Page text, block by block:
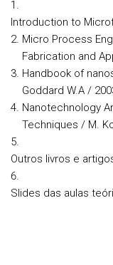
Introduction to
Micro Process
Fabrication and
Handbook of
Goddard W.A /
Nanotechnology
Techniques / M.
Outros livros e
Slides das aulas